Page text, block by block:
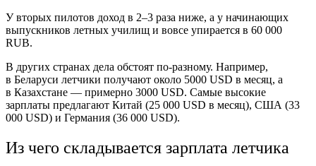
У вторых пилотов доход в 2–3 раза ниже, а у начинающих
выпускников летных училищ и вовсе упирается в 60 000
RUB.
В других странах дела обстоят по-разному. Например,
в Беларуси летчики получают около 5000 USD в месяц, а
в Казахстане — примерно 3000 USD. Самые высокие
зарплаты предлагают Китай (25 000 USD в месяц), США (33
000 USD) и Германия (36 000 USD).
Из чего складывается зарплата летчика